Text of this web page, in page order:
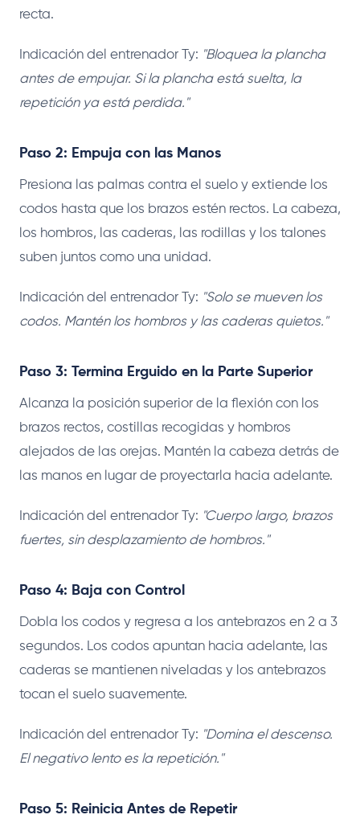
recta.
Indicación del entrenador Ty: "Bloquea la plancha
antes de empujar. Si la plancha está suelta, la
repetición ya está perdida."
Paso 2: Empuja con las Manos
Presiona las palmas contra el suelo y extiende los
codos hasta que los brazos estén rectos. La cabeza,
los hombros, las caderas, las rodillas y los talones
suben juntos como una unidad.
Indicación del entrenador Ty: "Solo se mueven los
codos. Mantén los hombros y las caderas quietos."
Paso 3: Termina Erguido en la Parte Superior
Alcanza la posición superior de la flexión con los
brazos rectos, costillas recogidas y hombros
alejados de las orejas. Mantén la cabeza detrás de
las manos en lugar de proyectarla hacia adelante.
Indicación del entrenador Ty: "Cuerpo largo, brazos
fuertes, sin desplazamiento de hombros."
Paso 4: Baja con Control
Dobla los codos y regresa a los antebrazos en 2 a 3
segundos. Los codos apuntan hacia adelante, las
caderas se mantienen niveladas y los antebrazos
tocan el suelo suavemente.
Indicación del entrenador Ty: "Domina el descenso.
El negativo lento es la repetición."
Paso 5: Reinicia Antes de Repetir